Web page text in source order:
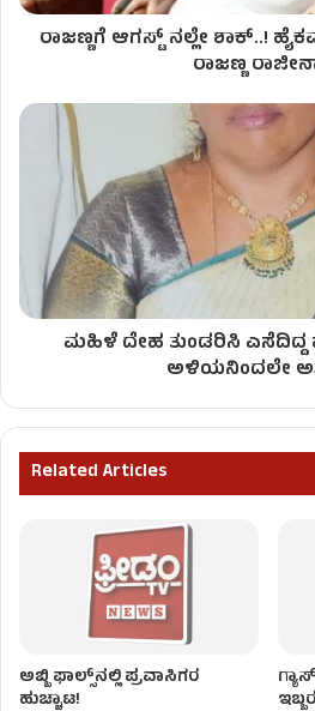
ರಾಜಣ್ಣಗೆ ಆಗಸ್ಟ್ ನಲ್ಲೇ ಶಾಕ್​..!
ರಾಜಣ್ಣ
ಮಹಿಳೆ ದೇಹ ತುಂಡರಿಸಿ ಎಸೆದಿದ್ದ
ಅಳಿಯನಿಂದಲೇ
Related Articles
ಅಬ್ಬಿ ಫಾಲ್ಸ್​ನಲ್ಲಿ ಪ್ರವಾಸಿಗರ
ಹುಚ್ಚಾಟ!